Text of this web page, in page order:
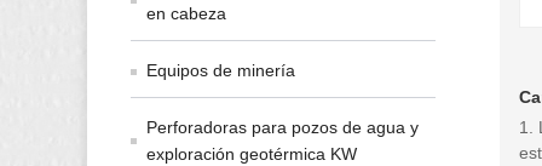
1.
en cabeza
Equipos de minería
Perforadoras para pozos de agua y
exploración geotérmica KW